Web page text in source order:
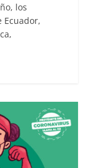
los
Ecuador,